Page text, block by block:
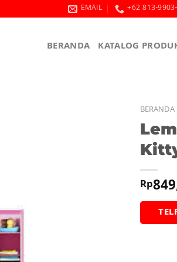
EMAIL +62 813-
BERANDA KATALOG
BERANDA
Rp